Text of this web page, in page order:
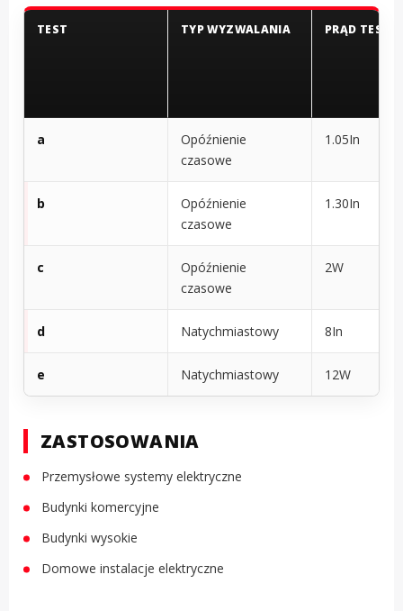
TEST TYP WYZWALANIA PRĄD
a
Opóźnienie
czasowe
1.05In
b
Opóźnienie
czasowe
1.30In
c
Opóźnienie
czasowe
2W
d Natychmiastowy 8In
e Natychmiastowy 12W
ZASTOSOWANIA
Przemysłowe systemy elektryczne
Budynki komercyjne
Budynki wysokie
Domowe instalacje elektryczne